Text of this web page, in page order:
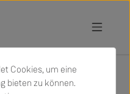
Cookies, um eine
bieten zu können.